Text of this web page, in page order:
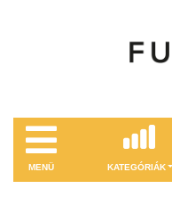
MENÜ KATEGÓRIÁK